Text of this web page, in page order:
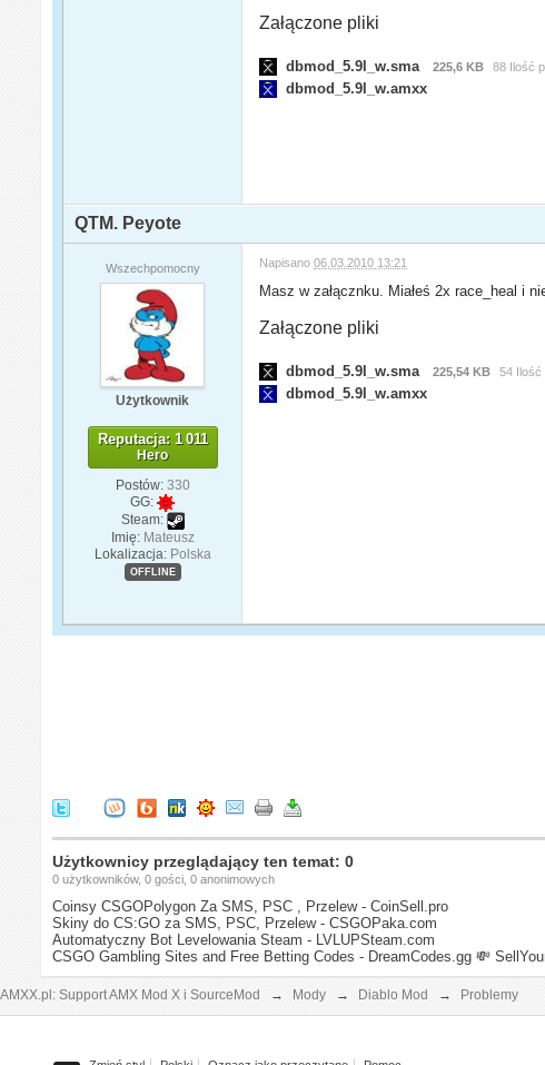
Załączone pliki
dbmod_5.9l_w.sma 225,6 KB 88 Ilość
dbmod_5.9l_w.amxx
QTM. Peyote
Wszechpomocny
Użytkownik
Reputacja: 1 011
Hero
Postów: 330
GG:
Steam:
Imię: Mateusz
Lokalizacja: Polska
OFFLINE
Napisano06.03.2010 13:21
Masz w załącznku. Miałeś 2x race_heal i
Załączone pliki
dbmod_5.9l_w.sma 225,54 KB 54 Ilość
dbmod_5.9l_w.amxx
Użytkownicy przeglądający ten temat: 0
0 użytkowników, 0 gości, 0 anonimowych
Coinsy CSGOPolygon Za SMS, PSC , Przelew - CoinSell.pro
Skiny do CS:GO za SMS, PSC, Przelew - CSGOPaka.com
Automatyczny Bot Levelowania Steam - LVLUPSteam.com
CSGO Gambling Sites and Free Betting Codes - DreamCodes.gg 💸
AMXX.pl: Support AMX Mod X i SourceMod → Mody → Diablo Mod → Problemy